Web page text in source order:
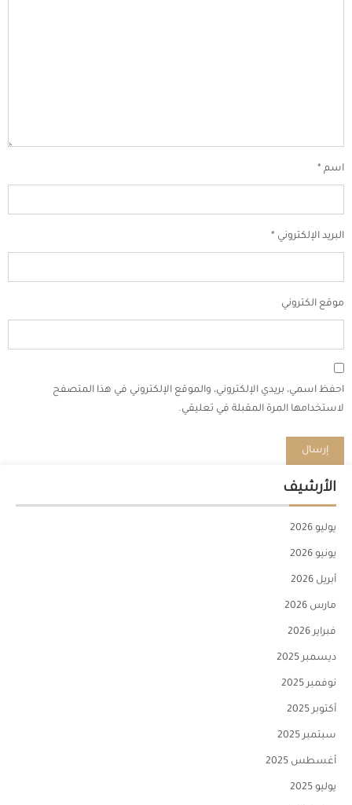
اسم *
البريد الإلكتروني *
موقع الكتروني
احفظ اسمي، بريدي الإلكتروني، والموقع الإلكتروني في هذا المتصفح
لاستخدامها المرة المقبلة في تعليقي.
الأرشيف
يوليو 2026
يونيو 2026
أبريل 2026
مارس 2026
فبراير 2026
ديسمبر 2025
نوفمبر 2025
أكتوبر 2025
سبتمبر 2025
أغسطس 2025
يوليو 2025